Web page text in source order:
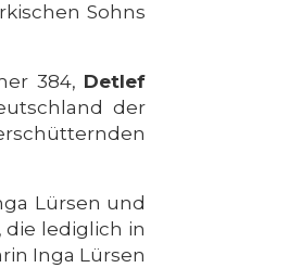
Sohns
384, Detlef
der
Lürsen und
die lediglich in
Inga Lürsen